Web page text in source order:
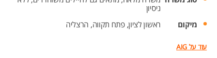
ניסיון
מיקום
ראשון לציון,פתח תקווה, הרצליה
עוד על AIG